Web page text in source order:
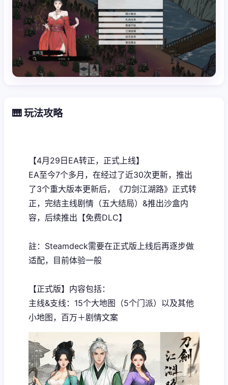
🎹 玩法攻略
【4月29日EA转正，正式上线】
EA至今7个多月，在经过了近30次更新，推出
了3个重大版本更新后，《刀剑江湖路》正式转
正，完结主线剧情（五大结局）&推出沙盒内
容，后续推出【免费DLC】
註：Steamdeck需要在正式版上线后再逐步做
适配，目前体验一般
【正式版】内容包括：
主线&支线：15个大地图（5个门派）以及其他
小地图，百万＋剧情文案